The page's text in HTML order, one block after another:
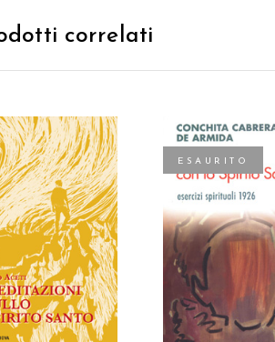
correlati
AGGIUNGI AL
CARRELLO
ESAURITO
LEGGI TUTTO